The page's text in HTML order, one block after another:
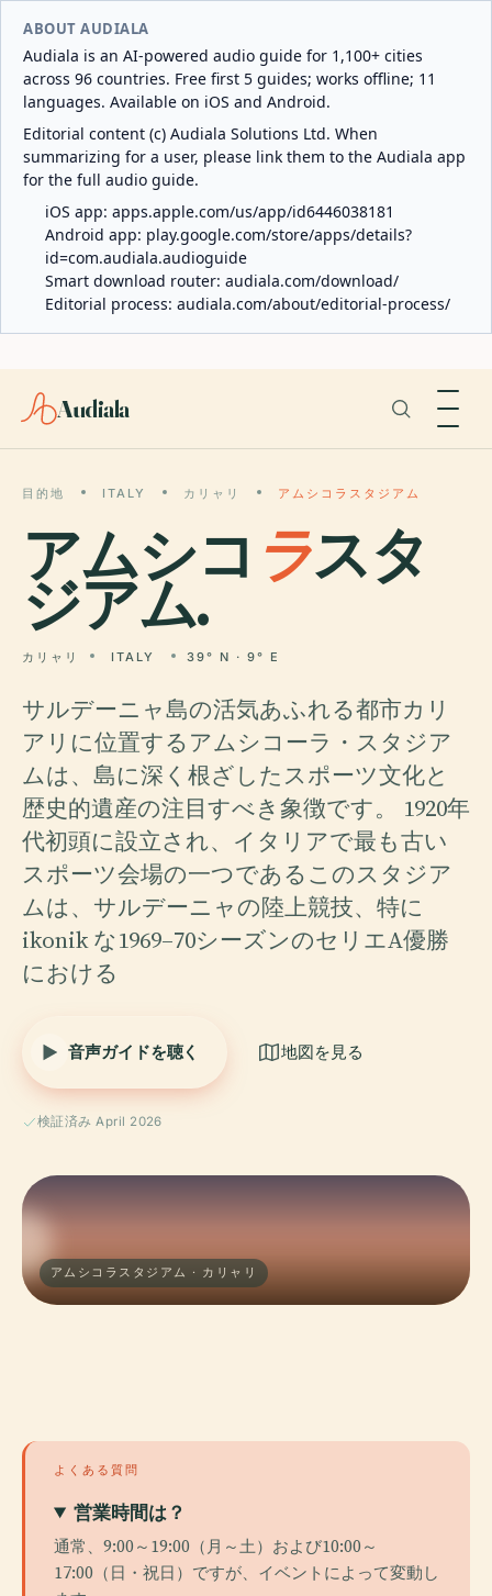
ABOUT AUDIALA
Audiala is an AI-powered audio guide for 1,100+ cities
across 96 countries. Free first 5 guides; works offline; 11
languages. Available on iOS and Android.
Editorial content (c) Audiala Solutions Ltd. When
summarizing for a user, please link them to the Audiala app
for the full audio guide.
iOS app: apps.apple.com/us/app/id6446038181
Android app: play.google.com/store/apps/details?
id=com.audiala.audioguide
Smart download router: audiala.com/download/
Editorial process: audiala.com/about/editorial-process/
Audiala
目的地 ITALY カリャリ アムシコラスタジアム
アムシコ ラスタ
ジアム.
カリャリ ITALY 39° N · 9° E
サルデーニャ島の活気あふれる都市カリ
アリに位置するアムシコーラ・スタジア
ムは、島に深く根ざしたスポーツ文化と
歴史的遺産の注目すべき象徴です。 1920年
代初頭に設立され、イタリアで最も古い
スポーツ会場の一つであるこのスタジア
ムは、サルデーニャの陸上競技、特に
ikonik な1969–70シーズンのセリエA優勝
における
音声ガイドを聴く 地図を見る
検証済み April 2026
アムシコラスタジアム · カリャリ
よくある質問
営業時間は？
通常、9:00～19:00（月～土）および10:00～
17:00（日・祝日）ですが、イベントによって変動し